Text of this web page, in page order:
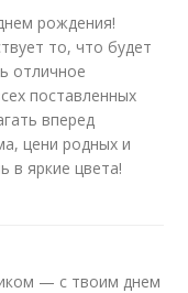
рождения!
то, что будет
отличное
поставленных
вперед
цени родных и
в яркие цвета!
— с твоим днем